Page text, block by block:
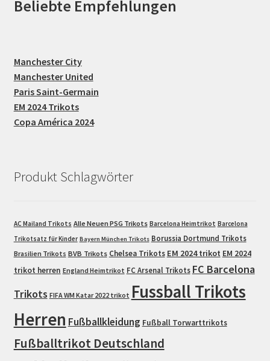
Beliebte Empfehlungen
Manchester City
Manchester United
Paris Saint-Germain
EM 2024 Trikots
Copa América 2024
Produkt Schlagwörter
AC Mailand Trikots Alle Neuen PSG Trikots Barcelona Heimtrikot Barcelona
Trikotsatz für Kinder Bayern München Trikots Borussia Dortmund Trikots
Brasilien Trikots BVB Trikots Chelsea Trikots EM 2024 trikot EM 2024
trikot herren England Heimtrikot FC Arsenal Trikots FC Barcelona
Trikots FIFA WM Katar 2022 trikot Fussball Trikots
Herren Fußballkleidung Fußball Torwarttrikots
Fußballtrikot Deutschland